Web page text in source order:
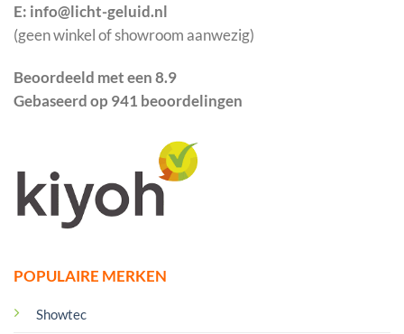
POPULAIRE MERKEN
Showtec
E: info@licht-geluid.nl
(geen winkel of showroom aanwezig)
Beoordeeld met een 8.9
Gebaseerd op 941 beoordelingen